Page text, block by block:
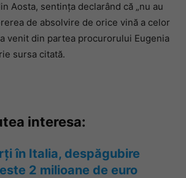
Aosta, sentința declarând că „nu au
de absolvire de orice vină a celor
venit din partea procurorului Eugenia
sursa citată.
interesa:
în Italia, despăgubire
2 milioane de euro